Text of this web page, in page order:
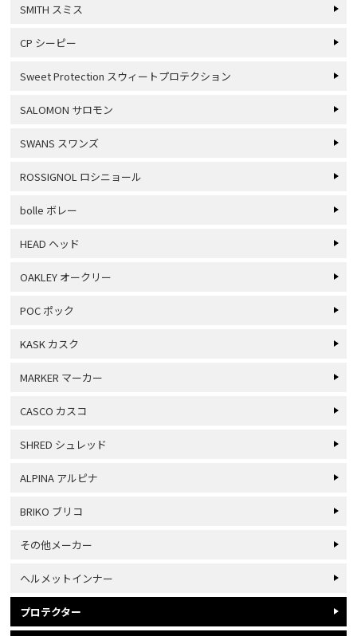
SMITH スミス
CP シーピー
Sweet Protection スウィートプロテクション
SALOMON サロモン
SWANS スワンズ
ROSSIGNOL ロシニョール
bolle ボレー
HEAD ヘッド
OAKLEY オークリー
POC ポック
KASK カスク
MARKER マーカー
CASCO カスコ
SHRED シュレッド
ALPINA アルピナ
BRIKO ブリコ
その他メーカー
ヘルメットインナー
プロテクター